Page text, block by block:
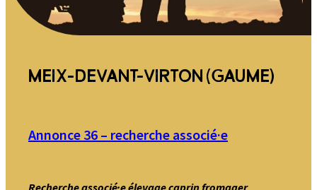
MEIX-DEVANT-VIRTON (GAUME)
Annonce 36 – recherche associé·e
Recherche associé·e élevage caprin fromager